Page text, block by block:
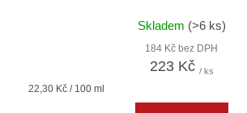
Skladem (>6 ks)
184 Kč bez DPH
223 Kč / ks
Měrná
22,30 Kč / 100 ml